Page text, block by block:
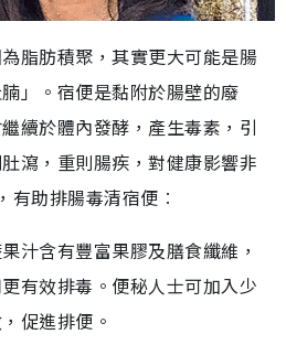
脂肪積聚，其實更大可能是腸
」。宿便是黏附於腸壁的廢
續於體內發酵，產生毒素，引
瀉，重則腸疾，對健康影響非
有助排腸毒清宿便︰
汁含有豐富果膠及膳食纖維，
有效排毒。便秘人士可加入少
促進排便。